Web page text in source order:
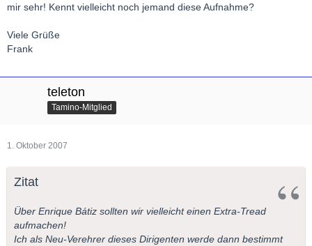
mir sehr! Kennt vielleicht noch jemand diese Aufnahme?
Viele Grüße
Frank
teleton
Tamino-Mitglied
1. Oktober 2007
Zitat
Über Enrique Bátiz sollten wir vielleicht einen Extra-Tread
aufmachen!
Ich als Neu-Verehrer dieses Dirigenten werde dann bestimmt